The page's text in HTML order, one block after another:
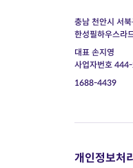
충남 천안시 서
한성필하우스라
대표 손지영
사업자번호
1688-4439
개인정보처